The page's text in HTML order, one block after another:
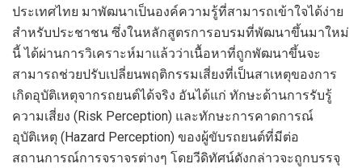
ประเทศไทย มาพัฒนาเป็นองค์ความรู้ที่สามารถเข้าใจได้ง่าย
สำหรับประชาชน ซึ่งในหลักสูตรการอบรมที่พัฒนาขึ้นมาใหม่
นี้ ได้ผ่านการวิเคราะห์มาแล้วว่าเนื้อหาที่ถูกพัฒนาขึ้นจะ
สามารถช่วยปรับเปลี่ยนพฤติกรรมเสี่ยงที่เป็นสาเหตุของการ
เกิดอุบัติเหตุจากรถยนต์ได้จริง อันได้แก่ ทักษะด้านการรับรู้
ความเสี่ยง (Risk Perception) และทักษะการคาดการณ์
อุบัติเหตุ (Hazard Perception) ของผู้ขับรถยนต์ที่มีต่อ
สถานการณ์การจราจรต่างๆ โดยวีดิทัศน์ดังกล่าวจะถูกบรรจุ